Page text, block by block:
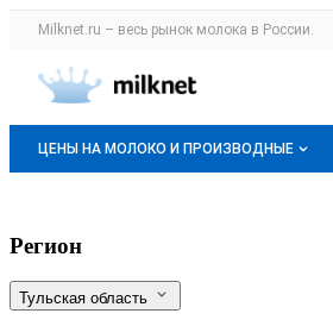
Раздел навигации по
Milknet.ru – весь рынок молока в России.
Авторизация и меню
Навигация по разделам
ЦЕНЫ НА МОЛОКО И ПРОИЗВОДНЫЕ
О мониторингах
Актуальные мониторинги
В Тульской области
Фильтры
Регион
Тульская область